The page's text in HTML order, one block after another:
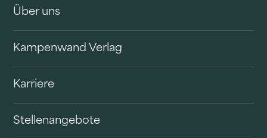
Über uns
Kampenwand Verlag
Karriere
Stellenangebote